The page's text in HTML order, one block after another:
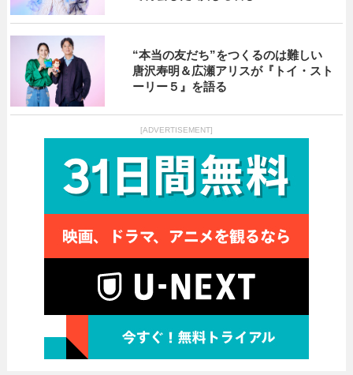
“本当の友だち”をつくるのは難しい
唐沢寿明＆広瀬アリスが『トイ・スト
ーリー５』を語る
[ADVERTISEMENT]